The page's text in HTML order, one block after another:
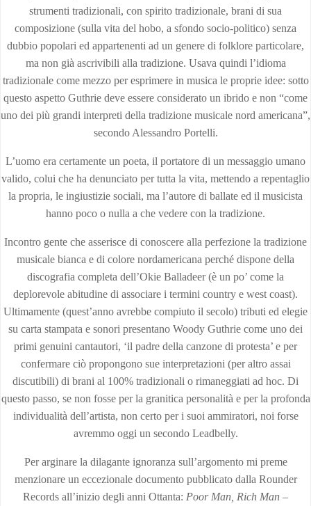
strumenti tradizionali, con spirito tradizionale, brani di sua
composizione (sulla vita del hobo, a sfondo socio-politico) senza
dubbio popolari ed appartenenti ad un genere di folklore particolare,
ma non già ascrivibili alla tradizione. Usava quindi l’idioma
tradizionale come mezzo per esprimere in musica le proprie idee: sotto
questo aspetto Guthrie deve essere considerato un ibrido e non “come
uno dei più grandi interpreti della tradizione musicale nord americana”,
secondo Alessandro Portelli.
L’uomo era certamente un poeta, il portatore di un messaggio umano
valido, colui che ha denunciato per tutta la vita, mettendo a repentaglio
la propria, le ingiustizie sociali, ma l’autore di ballate ed il musicista
hanno poco o nulla a che vedere con la tradizione.
Incontro gente che asserisce di conoscere alla perfezione la tradizione
musicale bianca e di colore nordamericana perché dispone della
discografia completa dell’Okie Balladeer (è un po’ come la
deplorevole abitudine di associare i termini country e west coast).
Ultimamente (quest’anno avrebbe compiuto il secolo) tributi ed elegie
su carta stampata e sonori presentano Woody Guthrie come uno dei
primi genuini cantautori, ‘il padre della canzone di protesta’ e per
confermare ciò propongono sue interpretazioni (per altro assai
discutibili) di brani al 100% tradizionali o rimaneggiati ad hoc. Di
questo passo, se non fosse per la granitica personalità e per la profonda
individualità dell’artista, non certo per i suoi ammiratori, noi forse
avremmo oggi un secondo Leadbelly.
Per arginare la dilagante ignoranza sull’argomento mi preme
menzionare un eccezionale documento pubblicato dalla Rounder
Records all’inizio degli anni Ottanta: Poor Man, Rich Man –